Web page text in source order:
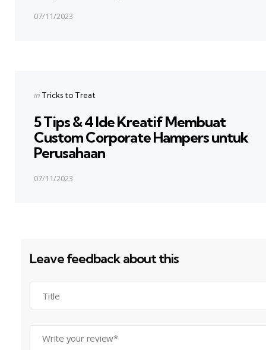
07/11/2023
Posted
in Tricks to Treat
5 Tips & 4 Ide Kreatif Membuat
Custom Corporate Hampers untuk
Perusahaan
07/11/2023
Leave feedback about this